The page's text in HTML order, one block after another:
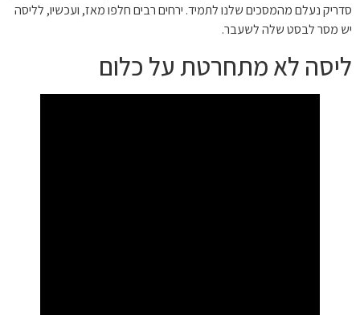
סדריק נעלם מהמסכים שלנו לתמיד. ירחים רבים חלפו מאז, ועכשיו, לליסה
יש מסר לבסט שלה לשעבר.
ליסה לא מתחרטת על כלום